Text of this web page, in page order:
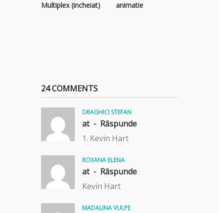
Multiplex (incheiat)
animatie
24 COMMENTS
DRAGHICI STEFAN
at - Răspunde
1. Kevin Hart
ROXANA ELENA
at - Răspunde
Kevin Hart
MADALINA VULPE